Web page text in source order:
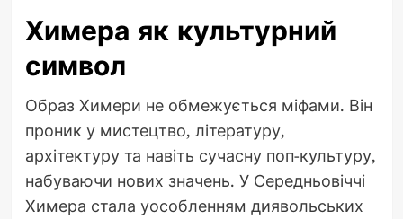
Химера як культурний
символ
Образ Химери не обмежується міфами. Він
проник у мистецтво, літературу,
архітектуру та навіть сучасну поп-культуру,
набуваючи нових значень. У Середньовіччі
Химера стала уособленням диявольських